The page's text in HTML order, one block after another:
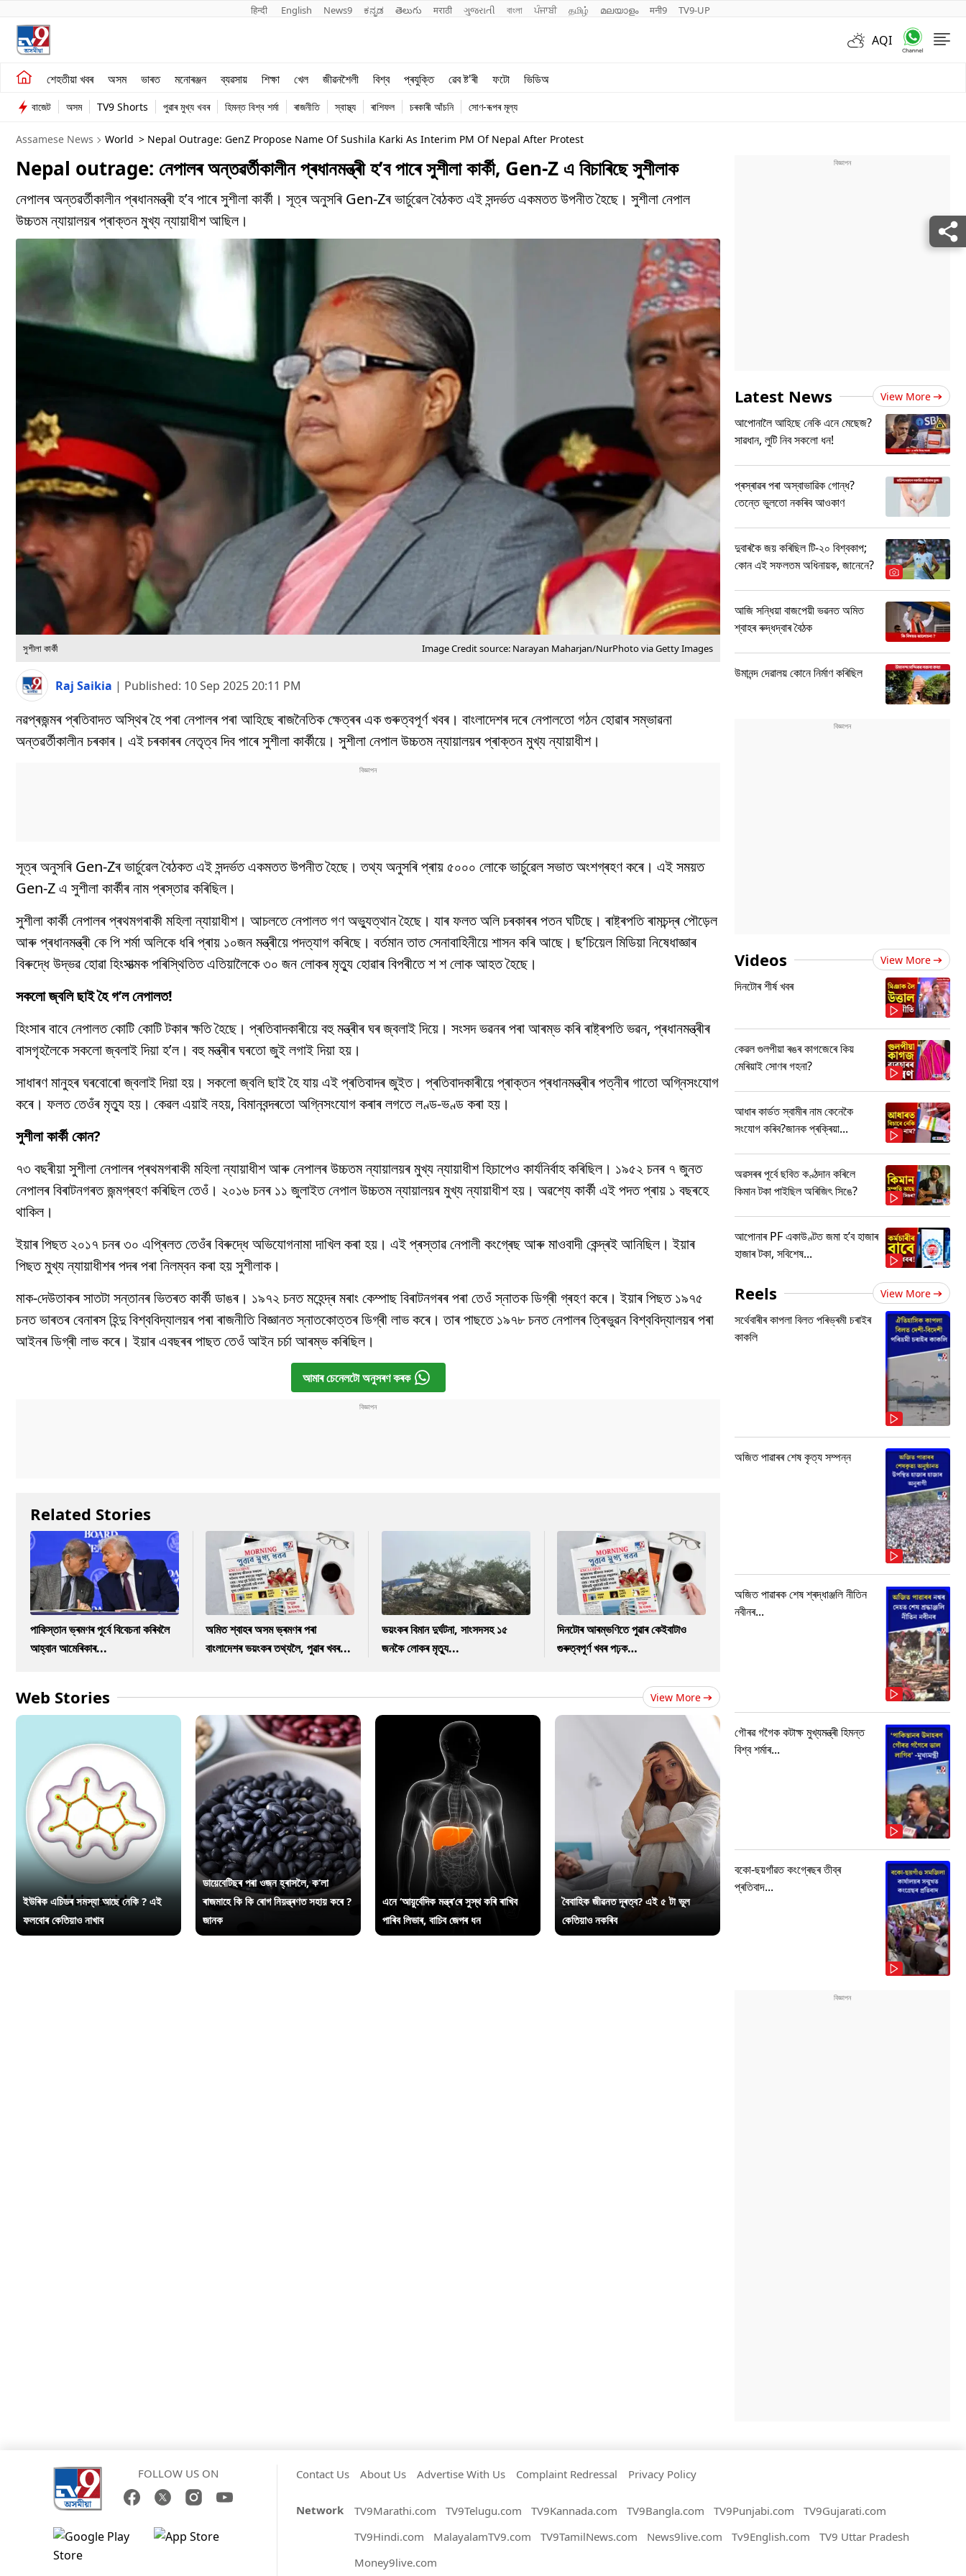
हिन्दी English News9 ಕನ್ನಡ తెలుగు मराठी ગુજરાતી বাংলা ਪੰਜਾਬੀ தமிழ் മലയാളം मनी9 TV9-UP
AQI
শেহতীয়া খবৰ অসম ভাৰত মনোৰঞ্জন ব্যৱসায় শিক্ষা খেল জীৱনশৈলী বিশ্ব প্ৰযুক্তি ৱেব ষ্ট'ৰী ফটো ভিডিঅ
শেহতীয়া খবৰ
অসম
ভাৰত
ব্যৱসায়
খেল
জীৱনশৈলী
বাজেট অসম TV9 Shorts পুৱাৰ মুখ্য খবৰ হিমন্ত বিশ্ব শৰ্মা ৰাজনীতি স্বাস্থ্য ৰাশিফল চৰকাৰী আঁচনি সোণ-ৰূপৰ মূল্য
Assamese News World > Nepal Outrage: GenZ Propose Name Of Sushila Karki As Interim PM Of Nepal After Protest
Nepal outrage: নেপালৰ অন্তৱৰ্তীকালীন প্ৰধানমন্ত্ৰী হ’ব পাৰে সুশীলা কাৰ্কী, Gen-Z এ বিচাৰিছে সুশীলাক
নেপালৰ অন্তৱৰ্তীকালীন প্ৰধানমন্ত্ৰী হ’ব পাৰে সুশীলা কাৰ্কী। সূত্ৰ অনুসৰি Gen-Zৰ ভাৰ্চুৱেল বৈঠকত এই সন্দৰ্ভত একমতত উপনীত হৈছে। সুশীলা নেপাল
উচ্চতম ন্যায়ালয়ৰ প্ৰাক্তন মুখ্য ন্যায়াধীশ আছিল।
সুশীলা কাৰ্কী Image Credit source: Narayan Maharjan/NurPhoto via Getty Images
Raj Saikia | Published: 10 Sep 2025 20:11 PM
নৱপ্ৰজন্মৰ প্ৰতিবাদত অস্থিৰ হৈ পৰা নেপালৰ পৰা আহিছে ৰাজনৈতিক ক্ষেত্ৰৰ এক গুৰুত্বপূৰ্ণ খবৰ। বাংলাদেশৰ দৰে নেপালতো গঠন হোৱাৰ সম্ভাৱনা
অন্তৱৰ্তীকালীন চৰকাৰ। এই চৰকাৰৰ নেতৃত্ব দিব পাৰে সুশীলা কাৰ্কীয়ে। সুশীলা নেপাল উচ্চতম ন্যায়ালয়ৰ প্ৰাক্তন মুখ্য ন্যায়াধীশ।
সূত্ৰ অনুসৰি Gen-Zৰ ভাৰ্চুৱেল বৈঠকত এই সন্দৰ্ভত একমতত উপনীত হৈছে। তথ্য অনুসৰি প্ৰায় ৫০০০ লোকে ভাৰ্চুৱেল সভাত অংশগ্ৰহণ কৰে। এই সময়ত
Gen-Z এ সুশীলা কাৰ্কীৰ নাম প্ৰস্তাৱ কৰিছিল।
সুশীলা কাৰ্কী নেপালৰ প্ৰথমগৰাকী মহিলা ন্যায়াধীশ। আচলতে নেপালত গণ অভ্যুত্থান হৈছে। যাৰ ফলত অলি চৰকাৰৰ পতন ঘটিছে। ৰাষ্ট্ৰপতি ৰামচন্দ্ৰ পৌড়েল
আৰু প্ৰধানমন্ত্ৰী কে পি শৰ্মা অলিকে ধৰি প্ৰায় ১০জন মন্ত্ৰীয়ে পদত্যাগ কৰিছে। বৰ্তমান তাত সেনাবাহিনীয়ে শাসন কৰি আছে। ছ’চিয়েল মিডিয়া নিষেধাজ্ঞাৰ
বিৰুদ্ধে উদ্ভৱ হোৱা হিংসাত্মক পৰিস্থিতিত এতিয়ালৈকে ৩০ জন লোকৰ মৃত্যু হোৱাৰ বিপৰীতে শ শ লোক আহত হৈছে।
সকলো জ্বলি ছাই হৈ গ’ল নেপালত!
হিংসাৰ বাবে নেপালত কোটি কোটি টকাৰ ক্ষতি হৈছে। প্ৰতিবাদকাৰীয়ে বহু মন্ত্ৰীৰ ঘৰ জ্বলাই দিয়ে। সংসদ ভৱনৰ পৰা আৰম্ভ কৰি ৰাষ্ট্ৰপতি ভৱন, প্ৰধানমন্ত্ৰীৰ
বাসগৃহলৈকে সকলো জ্বলাই দিয়া হ’ল। বহু মন্ত্ৰীৰ ঘৰতো জুই লগাই দিয়া হয়।
সাধাৰণ মানুহৰ ঘৰবোৰো জ্বলাই দিয়া হয়। সকলো জ্বলি ছাই হৈ যায় এই প্ৰতিবাদৰ জুইত। প্ৰতিবাদকাৰীয়ে প্ৰাক্তন প্ৰধানমন্ত্ৰীৰ পত্নীৰ গাতো অগ্নিসংযোগ
কৰে। ফলত তেওঁৰ মৃত্যু হয়। কেৱল এয়াই নহয়, বিমানবন্দৰতো অগ্নিসংযোগ কৰাৰ লগতে লণ্ড-ভণ্ড কৰা হয়।
সুশীলা কাৰ্কী কোন?
৭৩ বছৰীয়া সুশীলা নেপালৰ প্ৰথমগৰাকী মহিলা ন্যায়াধীশ আৰু নেপালৰ উচ্চতম ন্যায়ালয়ৰ মুখ্য ন্যায়াধীশ হিচাপেও কাৰ্যনিৰ্বাহ কৰিছিল। ১৯৫২ চনৰ ৭ জুনত
নেপালৰ বিৰাটনগৰত জন্মগ্ৰহণ কৰিছিল তেওঁ। ২০১৬ চনৰ ১১ জুলাইত নেপাল উচ্চতম ন্যায়ালয়ৰ মুখ্য ন্যায়াধীশ হয়। অৱশ্যে কাৰ্কী এই পদত প্ৰায় ১ বছৰহে
থাকিল।
ইয়াৰ পিছত ২০১৭ চনৰ ৩০ এপ্ৰিলত তেওঁৰ বিৰুদ্ধে অভিযোগনামা দাখিল কৰা হয়। এই প্ৰস্তাৱ নেপালী কংগ্ৰেছ আৰু মাওবাদী কেন্দ্ৰই আনিছিল। ইয়াৰ
পিছত মুখ্য ন্যায়াধীশৰ পদৰ পৰা নিলম্বন কৰা হয় সুশীলাক।
মাক-দেউতাকৰ সাতটা সন্তানৰ ভিতৰত কাৰ্কী ডাঙৰ। ১৯৭২ চনত মহেন্দ্ৰ মৰাং কেম্পাছ বিৰাটনগৰৰ পৰা তেওঁ স্নাতক ডিগ্ৰী গ্ৰহণ কৰে। ইয়াৰ পিছত ১৯৭৫
চনত ভাৰতৰ বেনাৰস হিন্দু বিশ্ববিদ্যালয়ৰ পৰা ৰাজনীতি বিজ্ঞানত স্নাতকোত্তৰ ডিগ্ৰী লাভ কৰে। তাৰ পাছতে ১৯৭৮ চনত নেপালৰ ত্ৰিভুৱন বিশ্ববিদ্যালয়ৰ পৰা
আইনৰ ডিগ্ৰী লাভ কৰে। ইয়াৰ এবছৰৰ পাছত তেওঁ আইন চৰ্চা আৰম্ভ কৰিছিল।
আমাৰ চেনেলটো অনুসৰণ কৰক
Related Stories
পাকিস্তান ভ্ৰমণৰ পূৰ্বে বিবেচনা কৰিবলৈ
আহ্বান আমেৰিকাৰ...
অমিত শ্বাহৰ অসম ভ্ৰমণৰ পৰা
বাংলাদেশৰ ভয়ংকৰ তথ্যলৈ, পুৱাৰ খবৰ...
ভয়ংকৰ বিমান দুৰ্ঘটনা, সাংসদসহ ১৫
জনকৈ লোকৰ মৃত্যু...
দিনটোৰ আৰম্ভণিতে পুৱাৰ কেইবাটাও
গুৰুত্বপূৰ্ণ খবৰ পঢ়ক…
Web Stories View More
ইউৰিক এচিডৰ সমস্যা আছে নেকি ? এই
ফলবোৰ কেতিয়াও নাখাব
ডায়েবেটিছৰ পৰা ওজন হ্ৰাসলৈ, ক’লা
ৰাজমাহে কি কি ৰোগ নিয়ন্ত্ৰণত সহায় কৰে ?
জানক
এনে ‘আয়ুৰ্বেদিক মন্ত্ৰ’ৰে সুস্থ কৰি ৰাখিব
পাৰিব লিভাৰ, বাচিব জেপৰ ধন
বৈবাহিক জীৱনত দূৰত্ব? এই ৫ টা ভুল
কেতিয়াও নকৰিব
Latest News View More
আপোনালৈ আহিছে নেকি এনে মেছেজ?
সাৱধান, লুটি নিব সকলো ধন!
প্ৰস্ৰাৱৰ পৰা অস্বাভাৱিক গোন্ধ?
তেন্তে ভুলতো নকৰিব আওকাণ
দুবাৰকৈ জয় কৰিছিল টি-২০ বিশ্বকাপ;
কোন এই সফলতম অধিনায়ক, জানেনে?
আজি সন্ধিয়া বাজপেয়ী ভৱনত অমিত
শ্বাহৰ ৰুদ্ধদ্বাৰ বৈঠক
উমানন্দ দেৱালয় কোনে নিৰ্মাণ কৰিছিল
Videos View More
দিনটোৰ শীৰ্ষ খবৰ
কেৱল গুলপীয়া ৰঙৰ কাগজেৰে কিয়
মেৰিয়াই সোণৰ গহনা?
আধাৰ কাৰ্ডত স্বামীৰ নাম কেনেকৈ
সংযোগ কৰিব?জানক প্ৰক্ৰিয়া...
অৱসৰৰ পূৰ্বে ছবিত কণ্ঠদান কৰিলে
কিমান টকা পাইছিল অৰিজিৎ সিঙে?
আপোনাৰ PF একাউণ্টত জমা হ’ব হাজাৰ
হাজাৰ টকা, সবিশেষ...
Reels View More
সৰ্থেবাৰীৰ কাপলা বিলত পৰিভ্ৰমী চৰাইৰ
কাকলি
অজিত পাৱাৰৰ শেষ কৃত্য সম্পন্ন
অজিত পাৱাৰক শেষ শ্ৰদ্ধাঞ্জলি নীতিন
নবীনৰ...
গৌৰৱ গগৈক কটাক্ষ মুখ্যমন্ত্ৰী হিমন্ত
বিশ্ব শৰ্মাৰ...
বকো-ছয়গাঁৱত কংগ্ৰেছৰ তীব্ৰ
প্ৰতিবাদ...
FOLLOW US ON Contact Us About Us Advertise With Us Complaint Redressal Privacy Policy
Network TV9Marathi.com TV9Telugu.com TV9Kannada.com TV9Bangla.com TV9Punjabi.com
TV9Gujarati.com
TV9Hindi.com
MalayalamTV9.com TV9TamilNews.com News9live.com Tv9English.com
TV9 Uttar Pradesh
Money9live.com